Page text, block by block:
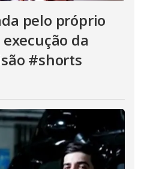
pelo próprio
da
#shorts